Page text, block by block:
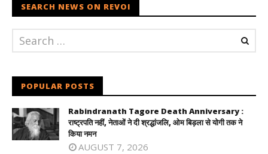
SEARCH NEWS ON REVOI
POPULAR POSTS
Rabindranath Tagore Death Anniversary :
राष्ट्रपति नहीं, नेताओं ने दी श्रद्धांजलि, ओम बिड़ला से योगी तक ने
किया नमन
AUGUST 7, 2026